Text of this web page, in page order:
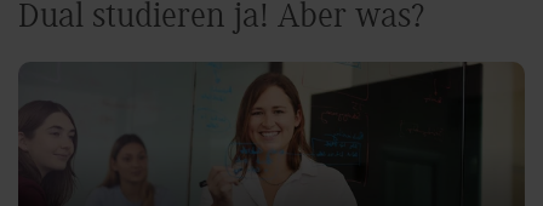
Dual studieren ja! Aber was?